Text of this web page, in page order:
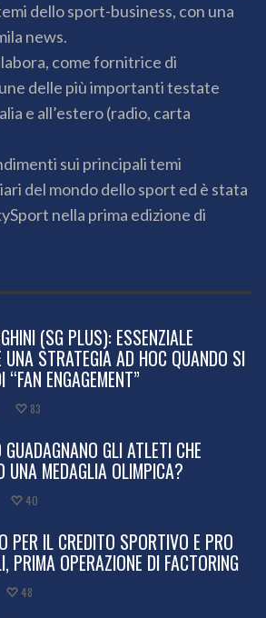
dello sport-business, con una
news.
come fornitrice di
delle più importanti testate
e all’estero (radio, carta
sui principali temi
del mondo dello sport ed è stata
nella prima edizione di
(SG PLUS): ESSENZIALE
UNA STRATEGIA AD HOC QUANDO SI
“FAN ENGAGEMENT”
83
GLI ATLETI CHE
UNA MEDAGLIA OLIMPICA?
40
PER IL CREDITO SPORTIVO E PRO
PRIMA OPERAZIONE DI FACTORING
48